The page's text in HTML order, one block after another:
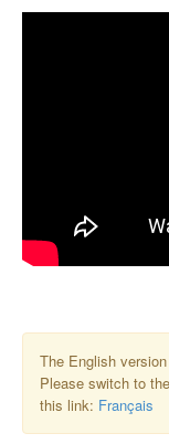
The English
Please switch to
this link: Français